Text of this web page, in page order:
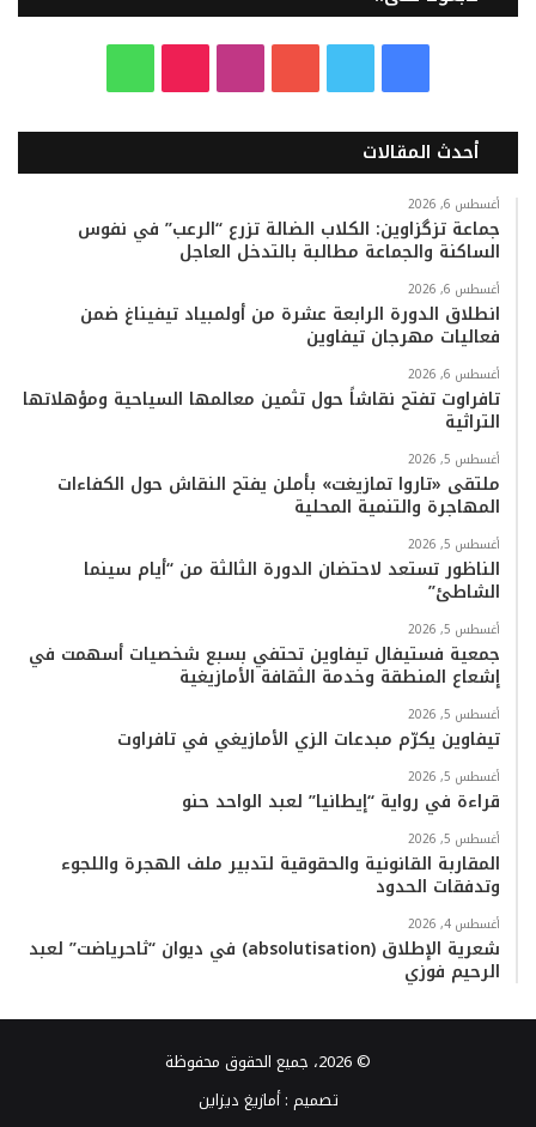
س
و
ك
ي
ر
ت
ي
و
ب
س
ت
ق
ر
م
k
T
k
ت
س
ب
أحدث المقالات
أغسطس 6, 2026
جماعة تزگزاوين: الكلاب الضالة تزرع “الرعب” في نفوس
الساكنة والجماعة مطالبة بالتدخل العاجل
أغسطس 6, 2026
انطلاق الدورة الرابعة عشرة من أولمبياد تيفيناغ ضمن
فعاليات مهرجان تيفاوين
أغسطس 6, 2026
تافراوت تفتح نقاشاً حول تثمين معالمها السياحية ومؤهلاتها
التراثية
أغسطس 5, 2026
ملتقى «تاروا تمازيغت» بأملن يفتح النقاش حول الكفاءات
المهاجرة والتنمية المحلية
أغسطس 5, 2026
الناظور تستعد لاحتضان الدورة الثالثة من “أيام سينما
الشاطئ”
أغسطس 5, 2026
جمعية فستيفال تيفاوين تحتفي بسبع شخصيات أسهمت في
إشعاع المنطقة وخدمة الثقافة الأمازيغية
أغسطس 5, 2026
تيفاوين يكرّم مبدعات الزي الأمازيغي في تافراوت
أغسطس 5, 2026
قراءة في رواية “إيطانيا” لعبد الواحد حنو
أغسطس 5, 2026
المقاربة القانونية والحقوقية لتدبير ملف الهجرة واللجوء
وتدفقات الحدود
أغسطس 4, 2026
شعرية الإطلاق (absolutisation) في ديوان “ثاحرياضت” لعبد
الرحيم فوزي
© 2026، جميع الحقوق محفوظة
تصميم :أمازيغ ديزاين